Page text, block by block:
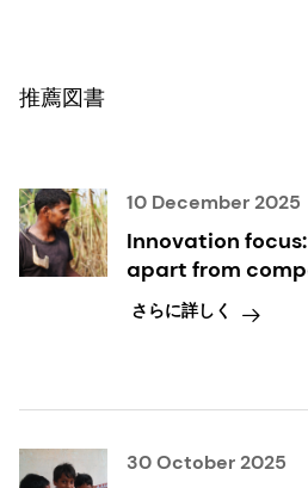
推薦図書
10 December 2025
Innovation
apart from
さらに詳しく
30 October 2025